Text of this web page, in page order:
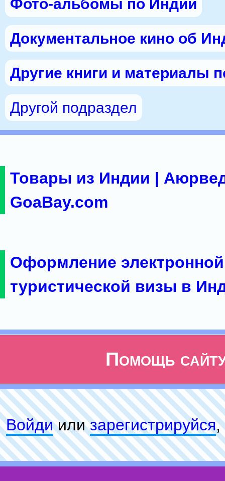
Фото-альбомы по Индии
Документальное кино об
Другие книги и материалы
Другой подраздел
Товары из Индии |
GoaBay.com
Оформление электронной
туристической визы в
Помощь
Войдиилизарeгиcтpируйся,